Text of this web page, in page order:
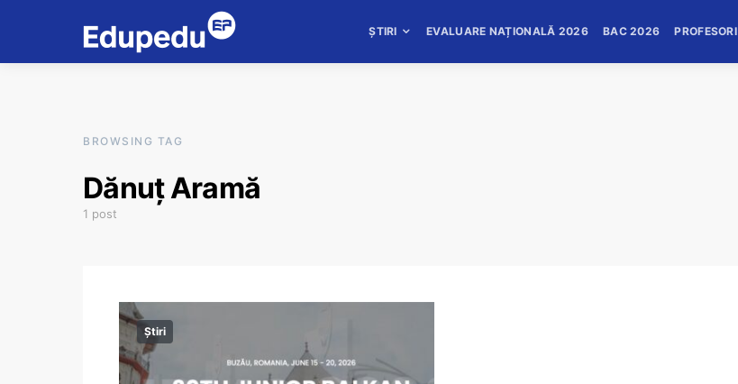
ȘTIRI EVALUARE NAȚIONALĂ 2026 BAC 2026 PROFESORI
BROWSING TAG
Dănuț Aramă
1 post
Știri